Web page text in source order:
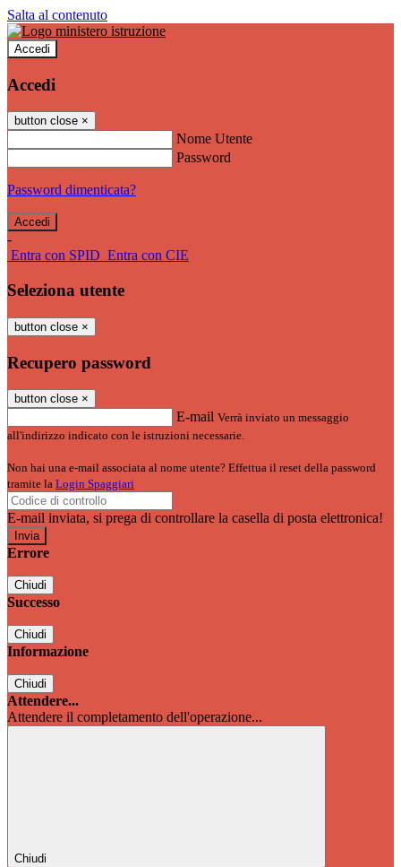
Salta al contenuto
Accedi
Accedi
button close ×
Nome Utente
Password
Password dimenticata?
-
Entra con SPID Entra con CIE
Seleziona utente
button close ×
Recupero password
button close ×
E-mail Verrà inviato un messaggio
all'indirizzo indicato con le istruzioni necessarie.
Non hai una e-mail associata al nome utente? Effettua il reset della password
tramite la Login Spaggiari
E-mail inviata, si prega di controllare la casella di posta elettronica!
Errore
Chiudi
Successo
Chiudi
Informazione
Chiudi
Attendere...
Attendere il completamento dell'operazione...
Chiudi